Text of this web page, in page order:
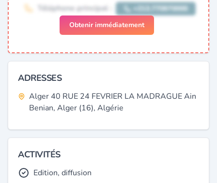
Obtenir immédiatement
ADRESSES
Alger 40 RUE 24 FEVRIER LA MADRAGUE Ain
Benian, Alger (16), Algérie
ACTIVITÉS
Edition, diffusion